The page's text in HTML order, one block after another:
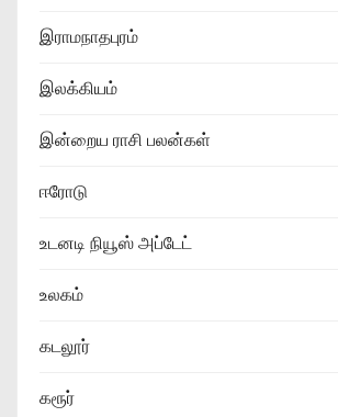
இராமநாதபுரம்
இலக்கியம்
இன்றைய ராசி பலன்கள்
ஈரோடு
உடனடி நியூஸ் அப்டேட்
உலகம்
கடலூர்
கரூர்